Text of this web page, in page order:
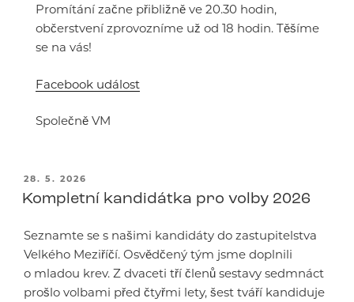
Promítání začne přibližně ve 20.30 hodin,
občerstvení zprovozníme už od 18 hodin. Těšíme
se na vás!
Facebook událost
Společně VM
PUBLIKOVÁNO
28. 5. 2026
Kompletní kandidátka pro volby 2026
Seznamte se s našimi kandidáty do zastupitelstva
Velkého Meziříčí. Osvědčený tým jsme doplnili
o mladou krev. Z dvaceti tří členů sestavy sedmnáct
prošlo volbami před čtyřmi lety, šest tváří kandiduje